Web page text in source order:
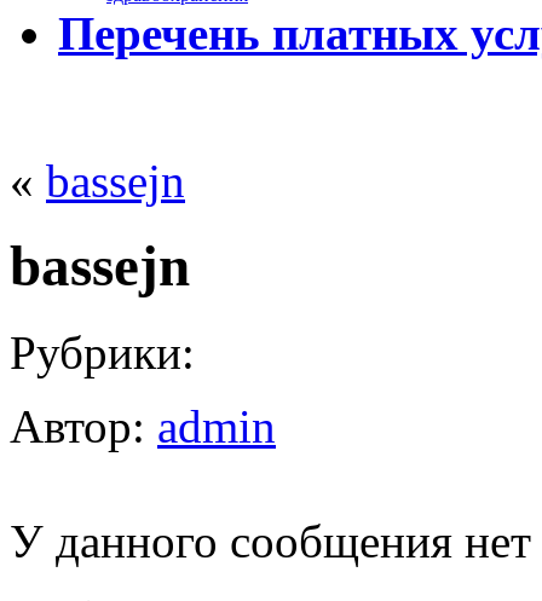
Перечень платных
« bassejn
bassejn
Рубрики:
Автор: admin
У данного сообщения нет